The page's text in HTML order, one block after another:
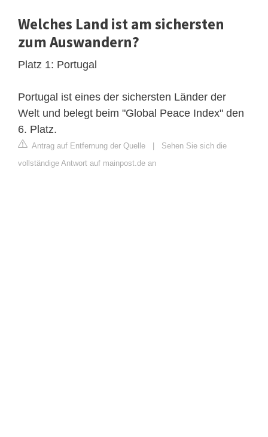
Welches Land ist am sichersten
zum Auswandern?
Platz 1: Portugal
Portugal ist eines der sichersten Länder der
Welt und belegt beim "Global Peace Index" den
6. Platz.
Antrag auf Entfernung der Quelle | Sehen Sie sich die
vollständige Antwort auf mainpost.de an